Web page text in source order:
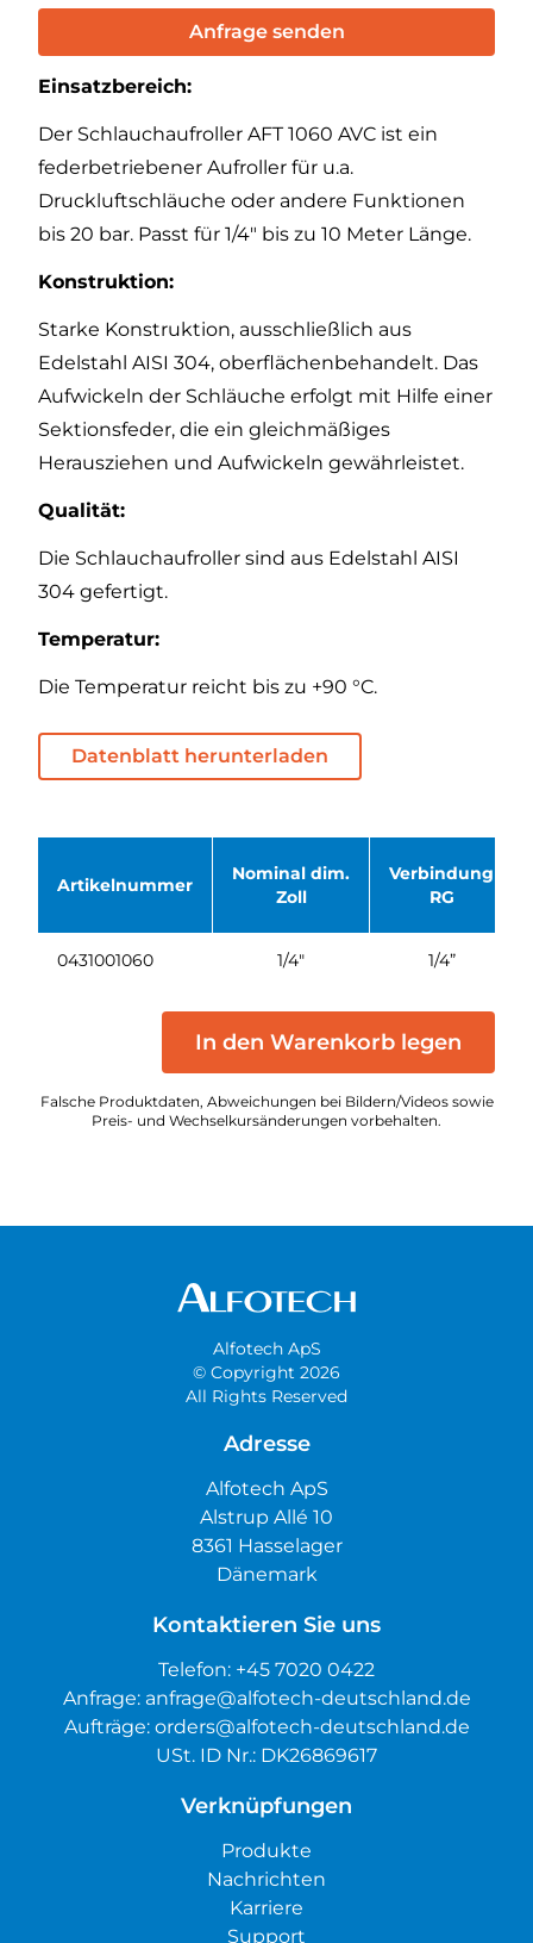
Anfrage senden
Einsatzbereich:
Der Schlauchaufroller AFT 1060 AVC ist ein
federbetriebener Aufroller für u.a.
Druckluftschläuche oder andere Funktionen
bis 20 bar. Passt für 1/4" bis zu 10 Meter Länge.
Konstruktion:
Starke Konstruktion, ausschließlich aus
Edelstahl AISI 304, oberflächenbehandelt. Das
Aufwickeln der Schläuche erfolgt mit Hilfe einer
Sektionsfeder, die ein gleichmäßiges
Herausziehen und Aufwickeln gewährleistet.
Qualität:
Die Schlauchaufroller sind aus Edelstahl AISI
304 gefertigt.
Temperatur:
Die Temperatur reicht bis zu +90 °C.
Datenblatt herunterladen
Artikelnummer
Nominal dim.
Zoll
Verbindung
RG
0431001060 1/4" 1/4”
In den Warenkorb legen
Falsche Produktdaten, Abweichungen bei Bildern/Videos sowie
Preis- und Wechselkursänderungen vorbehalten.
Alfotech ApS
© Copyright 2026
All Rights Reserved
Adresse
Alfotech ApS
Alstrup Allé 10
8361 Hasselager
Dänemark
Kontaktieren Sie uns
Telefon: +45 7020 0422
Anfrage: anfrage@alfotech-deutschland.de
Aufträge: orders@alfotech-deutschland.de
USt. ID Nr.: DK26869617
Verknüpfungen
Produkte
Nachrichten
Karriere
Support